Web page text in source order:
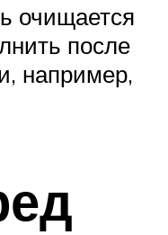
очищается
после
например,